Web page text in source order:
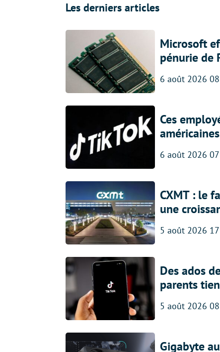
Les derniers articles
Microsoft
pénurie de
6 août 2026
Ces
6 août 2026
CXMT : le
une
5 août 2026
Des ados
parents
5 août 2026
Gigabyte